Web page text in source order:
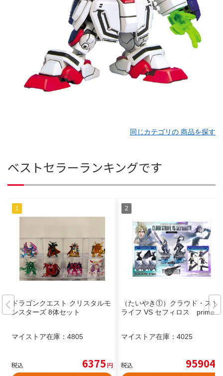
同じカテゴリの 商品を探す
ベストセラーランキングです
ドラゴンクエスト クリスタルモ
ンスターズ 8体セット
マイストア在庫： 4805
税込 6375円
（たいやき①）クラウド・スト
ライフ VS セフィロス prime1
マイストア在庫： 4025
税込 95904